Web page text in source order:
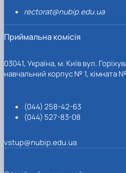
rectorat@nubip.edu.ua
Приймальна комісія
03041, Україна, м. Київ вул.
навчальний корпус № 1, кімната
(044) 258-42-63
(044) 527-83-08
vstup@nubip.edu.ua